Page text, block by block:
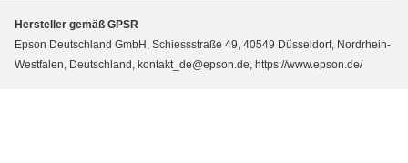
Hersteller gemäß GPSR
Epson Deutschland GmbH, Schiessstraße 49, 40549 Düsseldorf, Nordrhein-
Westfalen, Deutschland, kontakt_de@epson.de, https://www.epson.de/